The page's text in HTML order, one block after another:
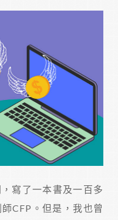
寫了一本書及一百多
CFP。但是，我也曾